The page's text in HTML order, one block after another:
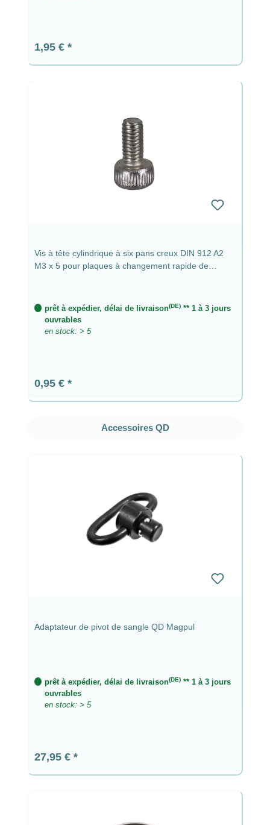
Prix régulier :
1,95 €
Vis à tête cylindrique à six pans creux DIN 912 A2
M3 x 5 pour plaques à changement rapide de
prêt à expédier, délai de livraison(DE)** 1 à 3 jours
ouvrables
en stock: > 5
Prix régulier :
0,95 €
Ignorer la galerie de produits
Accessoires QD
Adaptateur de pivot de sangle QD Magpul
prêt à expédier, délai de livraison(DE)** 1 à 3 jours
ouvrables
en stock: > 5
Prix régulier :
27,95 €